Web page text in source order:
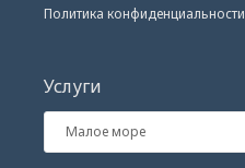
Политика конфиденциальности
Услуги